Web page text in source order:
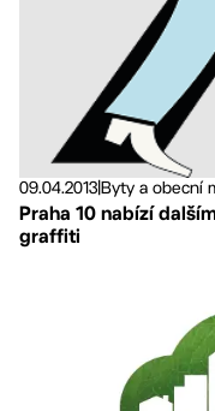
09.04.2013Byty a obecní
Praha 10 nabízí
graffiti